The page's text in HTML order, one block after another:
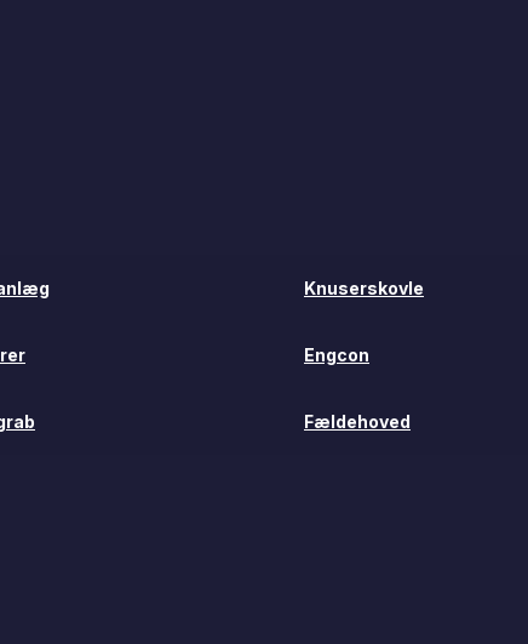
Knuserskovle
Engcon
Fældehoved